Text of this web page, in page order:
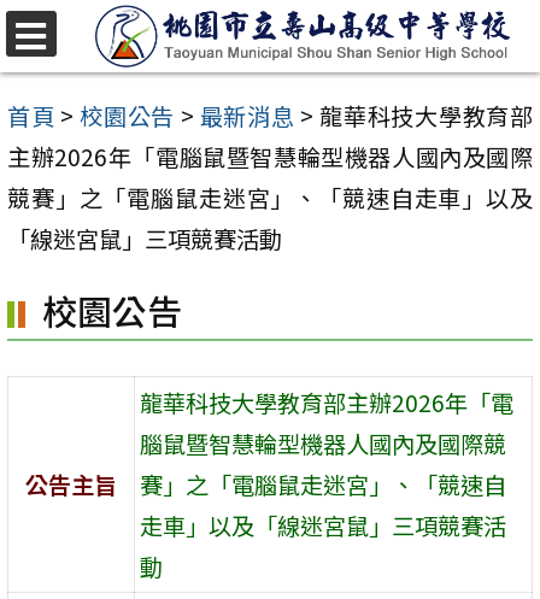
跳
至
主
要
內
首頁 > 校園公告 > 最新消息 > 龍華科技大學教育部
主辦2026年「電腦鼠暨智慧輪型機器人國內及國際
競賽」之「電腦鼠走迷宮」、「競速自走車」以及
「線迷宮鼠」三項競賽活動
校園公告
公告主旨
龍華科技大學教育部主辦2026年「電
腦鼠暨智慧輪型機器人國內及國際競
賽」之「電腦鼠走迷宮」、「競速自
走車」以及「線迷宮鼠」三項競賽活
動
選
單